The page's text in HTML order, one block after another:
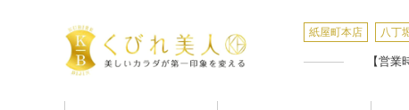
紙屋町本店 八丁
【営業